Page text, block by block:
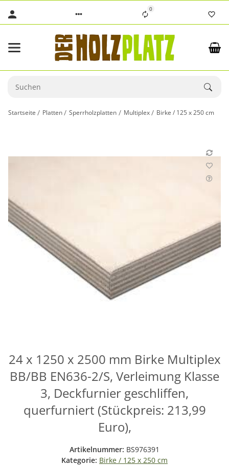
0
Startseite Platten Sperrholzplatten Multiplex Birke / 125 x 250 cm
24 x 1250 x 2500 mm Birke Multiplex
BB/BB EN636-2/S, Verleimung Klasse
3, Deckfurnier geschliffen,
querfurniert (Stückpreis: 213,99
Euro),
Artikelnummer: BS976391
Kategorie: Birke / 125 x 250 cm